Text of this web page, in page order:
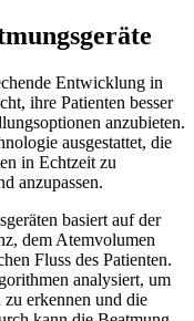
Entwicklung in
ihre Patienten besser
anzubieten.
ausgestattet, die
in Echtzeit zu
anzupassen.
basiert auf der
dem Atemvolumen
Fluss des Patienten.
analysiert, um
erkennen und die